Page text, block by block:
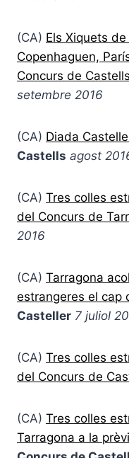
(CA) Els Xiquets
Copenhaguen,
Concurs de Castells
setembre 2016
(CA) Diada
Castells agost
(CA) Tres colles
del Concurs de
2016
(CA) Tarragona
estrangeres el cap
Casteller 7 juliol
(CA) Tres colles
del Concurs de
(CA) Tres colles
Tarragona a la